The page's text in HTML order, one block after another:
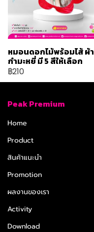
หมอนดอกไม้พร้อมไส้ ผ้า
กำมะหยี่ มี 5 สีให้เลือก
฿210
Peak Premium
Home
Product
สินค้าแนะนำ
Promotion
ผลงานของเรา
Activity
Download